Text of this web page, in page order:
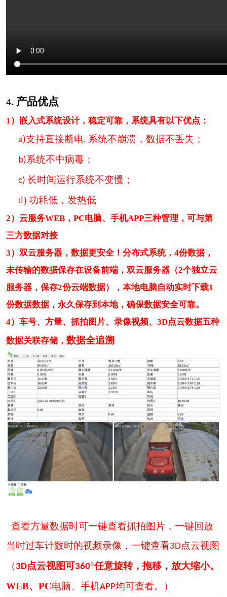
4. 产品优点
1）嵌入式系统设计，稳定可靠，系统具有以下优点：
a)支持直接断电, 系统不崩溃，数据不丢失；
b)系统不中病毒；
c) 长时间运行系统不变慢 ；
d) 功耗低，发热低
2）云服务WEB，PC电脑、手机APP三种管理，可与第
三方数据对接
3）双云服务器，数据更安全！分布式系统，4份数据，
未传输的数据保存在设备前端，双云服务器（2个独立云
服务器，保存2份云端数据），本地电脑自动实时下载1
份数据数据，永久保存到本地，确保数据安全可靠。
4）车号、方量、 抓拍图片、录像视频、3D点云数据五种
数据关联存储， 数据全追溯
查看方量数据时可一键查看抓拍图片，一键回放
当时过车计数时的视频录像 ，一键查看3D点云视图
（ 3D点云视图可360°任意旋转，拖移，放大缩小。
WEB、PC电脑、手机APP均可查看。）